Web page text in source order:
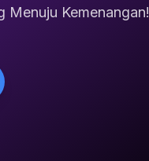
Menuju Kemenangan!